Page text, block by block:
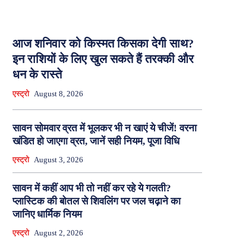
आज शनिवार को किस्मत किसका देगी साथ?
इन राशियों के लिए खुल सकते हैं तरक्की और
धन के रास्ते
एस्ट्रो August 8, 2026
सावन सोमवार व्रत में भूलकर भी न खाएं ये चीजें! वरना
खंडित हो जाएगा व्रत, जानें सही नियम, पूजा विधि
एस्ट्रो August 3, 2026
सावन में कहीं आप भी तो नहीं कर रहे ये गलती?
प्लास्टिक की बोतल से शिवलिंग पर जल चढ़ाने का
जानिए धार्मिक नियम
एस्ट्रो August 2, 2026